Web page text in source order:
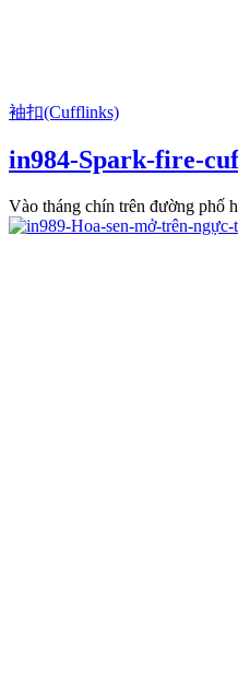
袖扣(Cufflinks)
in984-Spark-fire-
Vào tháng chín trên đường phố